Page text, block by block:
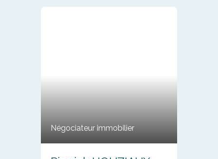
Négociateur immobilier